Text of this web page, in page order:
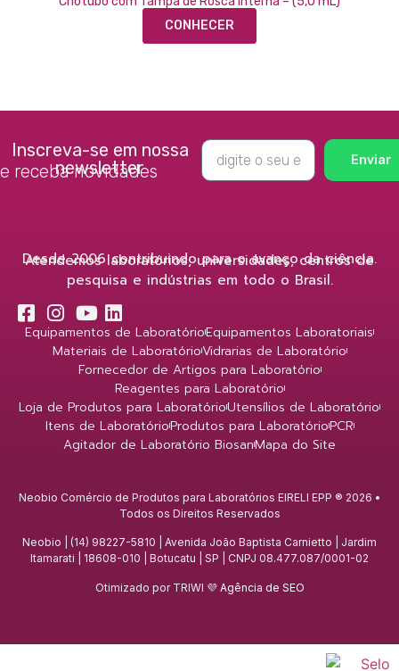
CONHECER
Inscreva-se em nossa
newsletter
e receba novidades
Enviar
Desde 2006 contribuindo para o avanço da ciência.
Atendemos laboratórios, universidades, centros de
pesquisa e indústrias em todo o Brasil.
Equipamentos de LaboratórioEquipamentos Laboratoriais
Materiais de LaboratórioVidrarias de Laboratório
Fornecedor de Artigos para Laboratório
Reagentes para Laboratório
Loja de Produtos para LaboratórioUtensílios de Laboratório
Itens de LaboratórioProdutos para LaboratórioPCR
Agitador de Laboratório BiosanMapa do Site
Neobio Comércio de Produtos para Laboratórios EIRELI EPP ® 2026 •
Todos os Direitos Reservados
Neobio | (14) 98227-5810 | Avenida João Baptista Carnietto | Jardim
Itamarati | 18608-010 | Botucatu | SP | CNPJ 08.477.087/0001-02
Otimizado por TRIWI 💜 Agência de SEO